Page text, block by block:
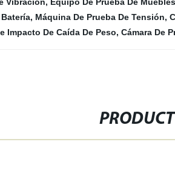
Batería, Máquina De Prueba De Tensión,
Impacto De Caída De Peso, Cámara De